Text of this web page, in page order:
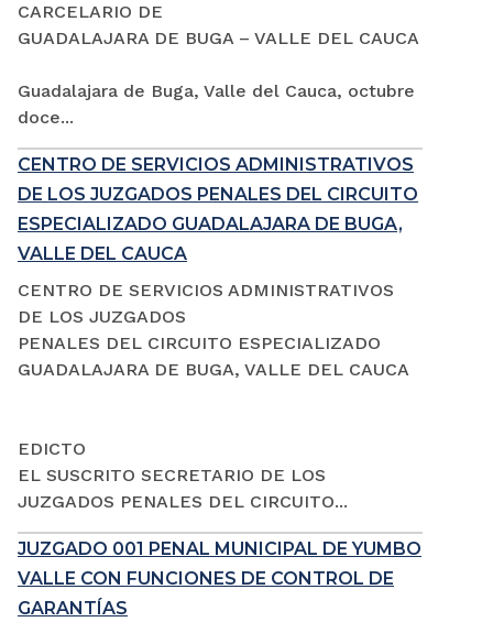
CARCELARIO DE
GUADALAJARA DE BUGA – VALLE DEL CAUCA
Guadalajara de Buga, Valle del Cauca, octubre
doce...
CENTRO DE SERVICIOS ADMINISTRATIVOS
DE LOS JUZGADOS PENALES DEL CIRCUITO
ESPECIALIZADO GUADALAJARA DE BUGA,
VALLE DEL CAUCA
CENTRO DE SERVICIOS ADMINISTRATIVOS
DE LOS JUZGADOS
PENALES DEL CIRCUITO ESPECIALIZADO
GUADALAJARA DE BUGA, VALLE DEL CAUCA
EDICTO
EL SUSCRITO SECRETARIO DE LOS
JUZGADOS PENALES DEL CIRCUITO...
JUZGADO 001 PENAL MUNICIPAL DE YUMBO
VALLE CON FUNCIONES DE CONTROL DE
GARANTÍAS